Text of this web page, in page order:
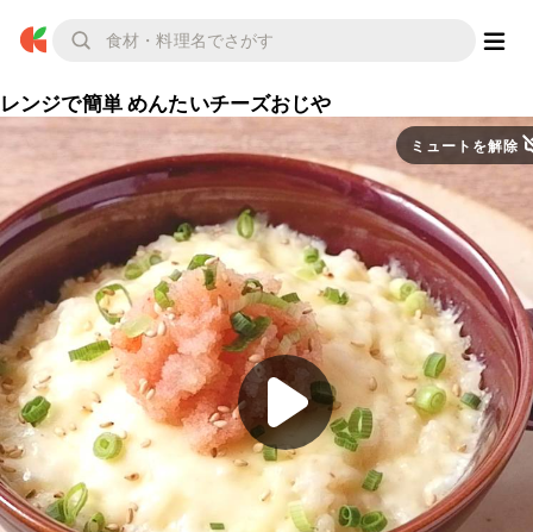
レンジで簡単 めんたいチーズおじや
ミュートを解除